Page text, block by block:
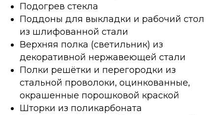
Подогрев стекла
Поддоны для выкладки и рабочий стол
из шлифованной стали
Верхняя полка (светильник) из
декоративной нержавеющей стали
Полки решётки и перегородки из
стальной проволоки, оцинкованные,
окрашенные порошковой краской
Шторки из поликарбоната